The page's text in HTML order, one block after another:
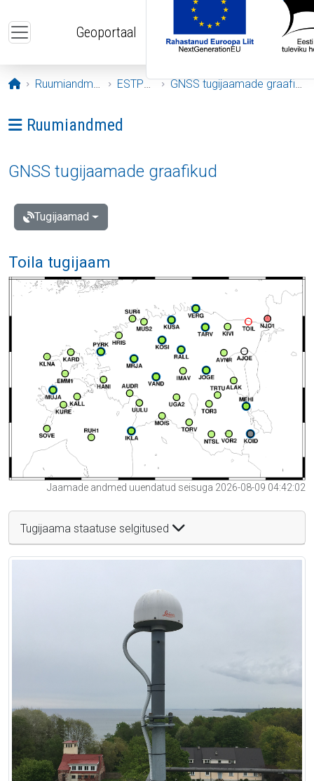
Geoportaal
Avaleht
Ruumiandmed ESTPOS GNSS tugijaamade graafikud
Ava menüü: Ruumiandmed
Ruumiandmed
GNSS tugijaamade graafikud
Tugijaamad
Toila tugijaam
Jaamade andmed uuendatud seisuga 2026-08-09 04:42:02
Tugijaama staatuse selgitused